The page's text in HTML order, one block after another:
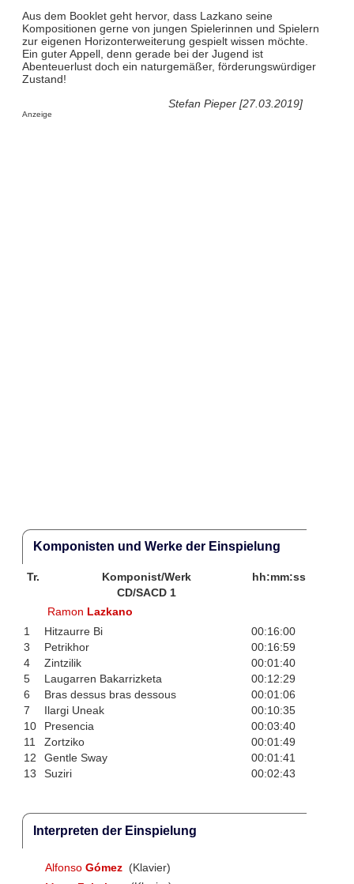
Aus dem Booklet geht hervor, dass Lazkano seine
Kompositionen gerne von jungen Spielerinnen und Spielern
zur eigenen Horizonterweiterung gespielt wissen möchte.
Ein guter Appell, denn gerade bei der Jugend ist
Abenteuerlust doch ein naturgemäßer, förderungswürdiger
Zustand!
Stefan Pieper [27.03.2019]
Anzeige
Komponisten und Werke der Einspielung
Tr. Komponist/Werk
hh:mm:ss
CD/SACD 1
Ramon Lazkano
1
Hitzaurre Bi
00:16:00
3
Petrikhor
00:16:59
4
Zintzilik
00:01:40
5
Laugarren Bakarrizketa
00:12:29
6
Bras dessus bras dessous
00:01:06
7
Ilargi Uneak
00:10:35
10
Presencia
00:03:40
11
Zortziko
00:01:49
12
Gentle Sway
00:01:41
13
Suziri 00:02:43
Interpreten der Einspielung
Alfonso Gómez (Klavier)